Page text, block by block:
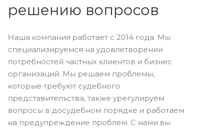
решению вопросов
Наша компания работает с 2014 года. Мы
специализируемся на удовлетворении
потребностей частных клиентов и бизнес
организаций. Мы решаем проблемы,
которые требуют судебного
представительства, также урегулируем
вопросы в досудебном порядке и работаем
на предупреждение проблем. С нами вы